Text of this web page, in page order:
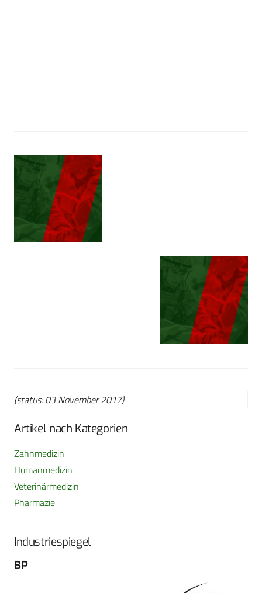
(status: 03 November 2017)
Artikel nach Kategorien
Zahnmedizin
Humanmedizin
Veterinärmedizin
Pharmazie
Industriespiegel
BP